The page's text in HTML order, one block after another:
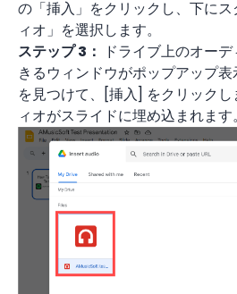
の「挿入」をクリックし、下に
ィオ」を選択します。
ステップ 3：
ドライブ上のオー
きるウィンドウがポップアップ
を見つけて、[挿入] をクリック
ィオがスライドに埋め込まれます。